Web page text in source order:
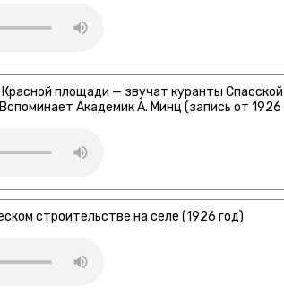
площади — звучат куранты
Академик А. Минц (запись от 1926
строительстве на селе (1926 год)